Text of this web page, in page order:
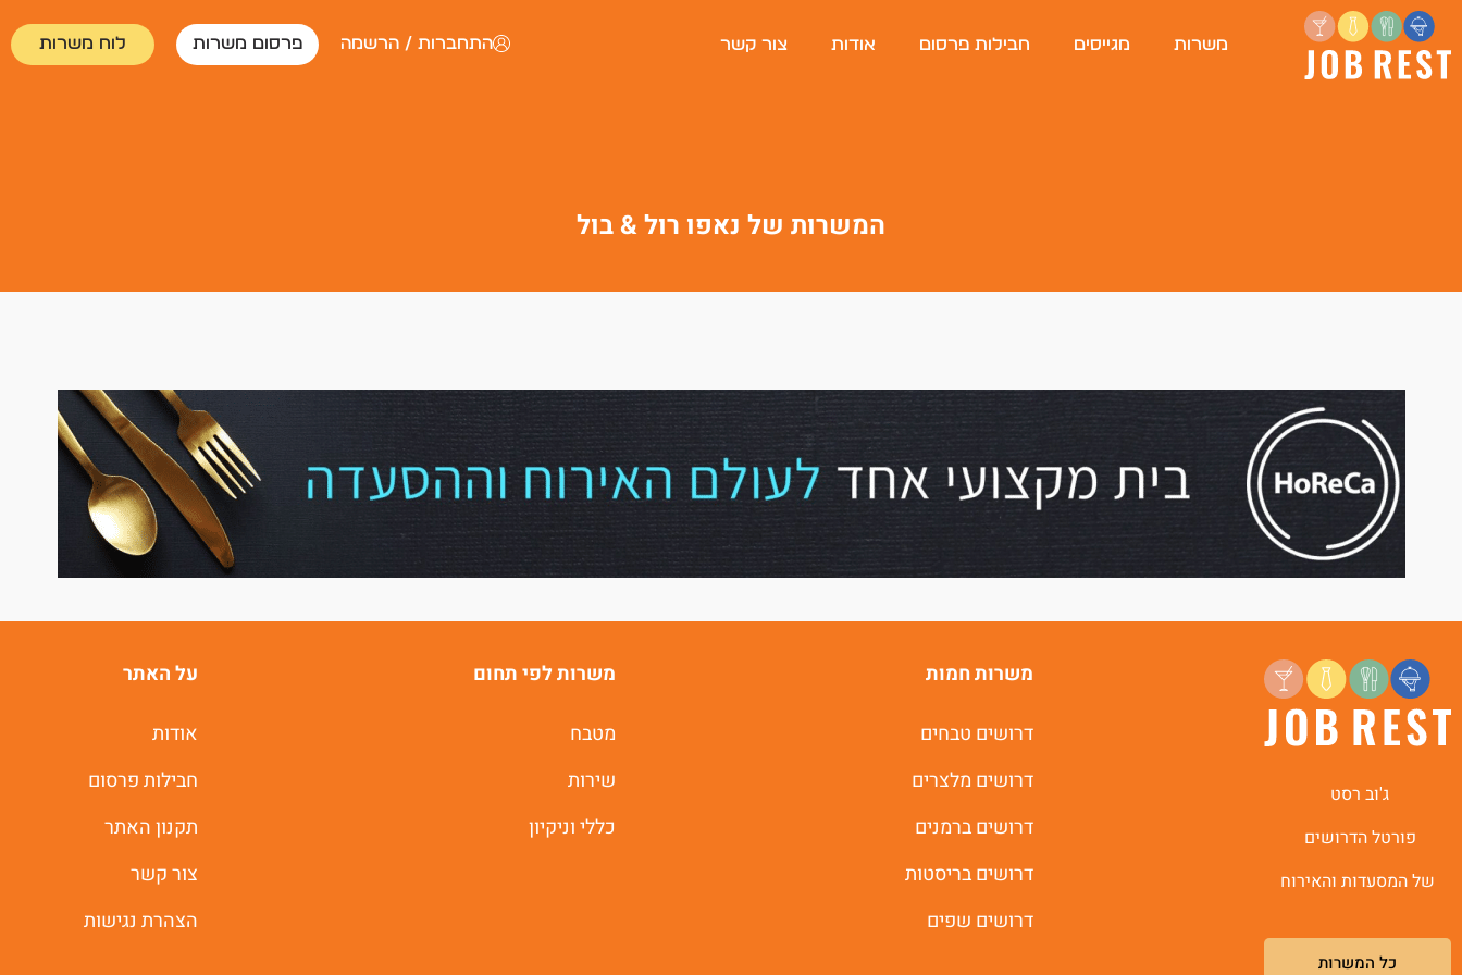
משרות מגייסים חבילות פרסום אודות צור קשר התחברות / הרשמה פרסום משרות לוח משרות
המשרות של נאפו רול & בול
ג'וב רסט
פורטל הדרושים
של המסעדות והאירוח
כל המשרות
משרות חמות
דרושים טבחים
דרושים מלצרים
דרושים ברמנים
דרושים בריסטות
דרושים שפים
משרות לפי תחום
מטבח
שירות
כללי וניקיון
על האתר
אודות
חבילות פרסום
תקנון האתר
צור קשר
הצהרת נגישות
היי, אני סיגי
הצ'אטבוט החכמה
של ג'וב רסט.